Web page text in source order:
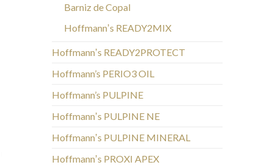
Barniz de Copal
Hoffmannʼs READY2MIX
Hoffmannʼs READY2PROTECT
Hoffmann’s PERIO3 OIL
Hoffmann’s PULPINE
Hoffmannʼs PULPINE NE
Hoffmannʼs PULPINE MINERAL
Hoffmannʼs PROXI APEX